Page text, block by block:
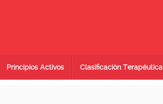
Principios Activos Clasificación Terapéutica